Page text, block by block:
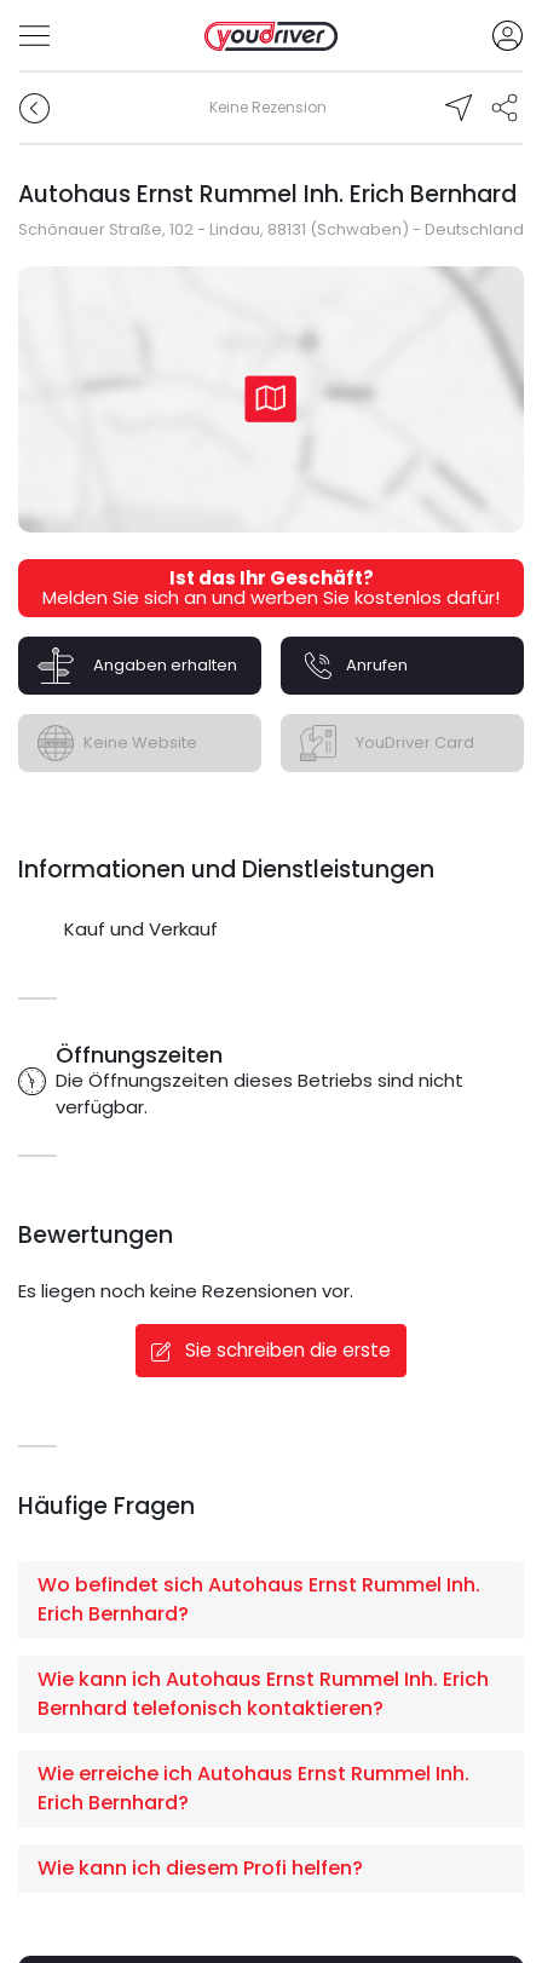
Keine Rezension
Autohaus Ernst Rummel Inh. Erich Bernhard
Schönauer Straße, 102 - Lindau, 88131 (Schwaben) - Deutschland
Ist das Ihr Geschäft?
Melden Sie sich an und werben Sie kostenlos dafür!
Angaben erhalten Anrufen
Keine Website YouDriver Card
Informationen und Dienstleistungen
Kauf und Verkauf
Öffnungszeiten
Die Öffnungszeiten dieses Betriebs sind nicht
verfügbar.
Bewertungen
Es liegen noch keine Rezensionen vor.
Sie schreiben die erste
Häufige Fragen
Wo befindet sich Autohaus Ernst Rummel Inh.
Erich Bernhard?
Wie kann ich Autohaus Ernst Rummel Inh. Erich
Bernhard telefonisch kontaktieren?
Wie erreiche ich Autohaus Ernst Rummel Inh.
Erich Bernhard?
Wie kann ich diesem Profi helfen?